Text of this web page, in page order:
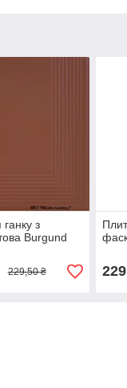
з
Burgund
229,50 ₴